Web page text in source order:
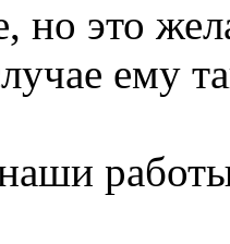
но это
ему